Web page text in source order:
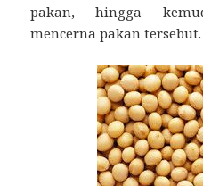
pakan, hingga
mencerna pakan tersebut.